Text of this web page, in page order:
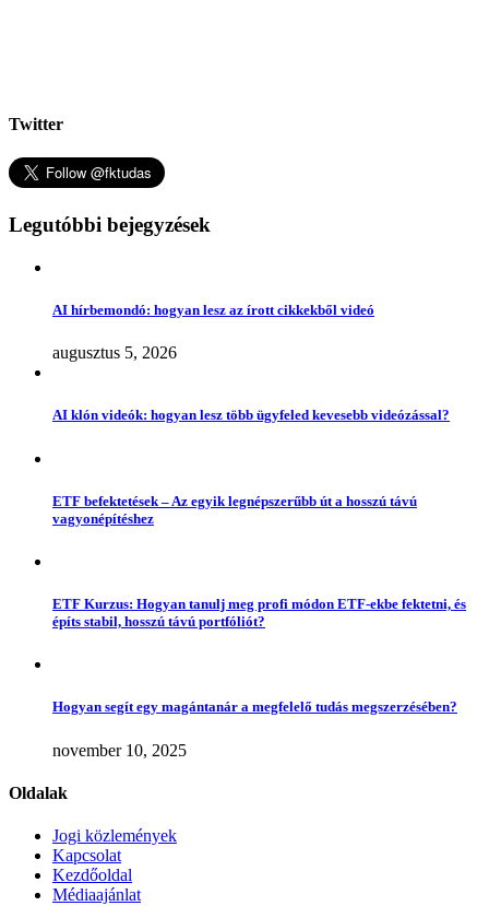
Twitter
Legutóbbi bejegyzések
AI hírbemondó: hogyan lesz az írott cikkekből videó
augusztus 5, 2026
AI klón videók: hogyan lesz több ügyfeled kevesebb videózással?
ETF befektetések – Az egyik legnépszerűbb út a hosszú távú
vagyonépítéshez
ETF Kurzus: Hogyan tanulj meg profi módon ETF-ekbe fektetni, és
építs stabil, hosszú távú portfóliót?
Hogyan segít egy magántanár a megfelelő tudás megszerzésében?
november 10, 2025
Oldalak
Jogi közlemények
Kapcsolat
Kezdőoldal
Médiaajánlat